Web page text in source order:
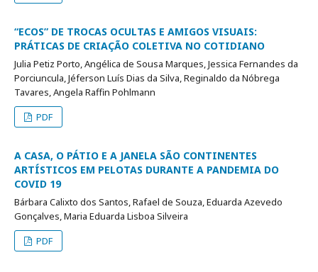
“ECOS” DE TROCAS OCULTAS E AMIGOS VISUAIS:
PRÁTICAS DE CRIAÇÃO COLETIVA NO COTIDIANO
Julia Petiz Porto, Angélica de Sousa Marques, Jessica Fernandes da
Porciuncula, Jéferson Luís Dias da Silva, Reginaldo da Nóbrega
Tavares, Angela Raffin Pohlmann
PDF
A CASA, O PÁTIO E A JANELA SÃO CONTINENTES
ARTÍSTICOS EM PELOTAS DURANTE A PANDEMIA DO
COVID 19
Bárbara Calixto dos Santos, Rafael de Souza, Eduarda Azevedo
Gonçalves, Maria Eduarda Lisboa Silveira
PDF